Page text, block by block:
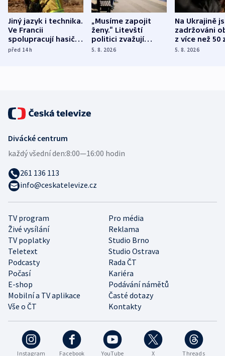
Jiný jazyk i technika.
Ve Francii
spolupracují hasiči z
různých zemí
před 14h
„Musíme zapojit
ženy.“ Litevští
politici zvažují
dohodu o
5. 8. 2026
Na Ukrajině
zadržováni
z více než 50
Bojovali na
5. 8. 2026
Instagram Facebook YouTube X Threads
TV program
Pro média
Živé vysílání
Reklama
TV poplatky
Studio Brno
Teletext
Studio Ostrava
Podcasty
Rada ČT
Počasí
Kariéra
E-shop
Podávání námětů
Mobilní a TV aplikace
Časté dotazy
Vše o ČT
Kontakty
Divácké centrum
každý všední den:8:00—16:00 hodin
261 136 113
info@ceskatelevize.cz